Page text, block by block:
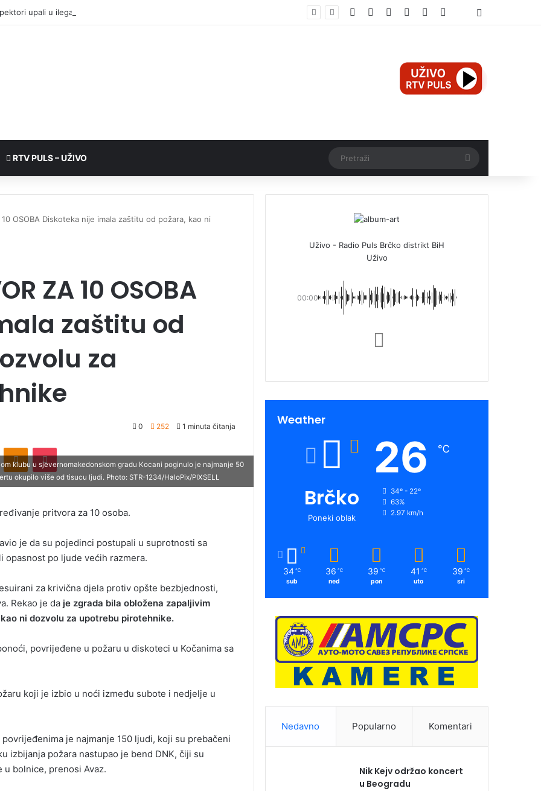
upali u ilegalnu sušaru: Oko 1.000 pršuta, svi će biti uništeni Facebook PinterestYouTubeInstagram Threads
RTV PULS – UŽIVO
10 OSOBA Diskoteka nije imala zaštitu od požara, kao ni
ZA 10 OSOBA
zaštitu od
za
0 252 1 minuta čitanja
klubu u sjevernomakedonskom gradu Kocani poginulo je najmanje 50
okupilo više od tisucu ljudi. Photo: STR-1234/HaloPix/PIXSELL
pritvora za 10 osoba.
je da su pojedinci postupali u suprotnosti sa
opasnost po ljude većih razmera.
za krivična djela protiv opšte bezbjednosti,
Rekao je da je zgrada bila obložena zapaljivim
ni dozvolu za upotrebu pirotehnike.
povrijeđene u požaru u diskoteci u Kočanima sa
koji je izbio u noći između subote i nedjelje u
je najmanje 150 ljudi, koji su prebačeni
izbijanja požara nastupao je bend DNK, čiji su
bolnice, prenosi Avaz.
Uživo - Radio Puls Brčko distrikt BiH
Uživo
00:00
Weather
Brčko
Poneki oblak
26 ℃
34º - 22º
63%
2.97 km/h
34 ℃
sub
36 ℃
ned
39 ℃
pon
41 ℃
uto
39 ℃
sri
Nedavno Popularno Komentari
Nik Kejv održao koncert
u Beogradu